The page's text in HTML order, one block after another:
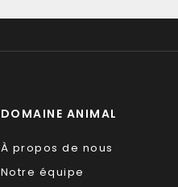
DOMAINE ANIMAL
À propos de nous
Notre équipe